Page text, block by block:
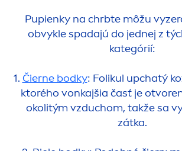
Pupienky na chrbte môžu
obvykle spadajú do jednej z
kategórií:
1. Čierne bodky: Folikul upchatý
ktorého vonkajšia časť je
okolitým vzduchom, takže sa
zátka.